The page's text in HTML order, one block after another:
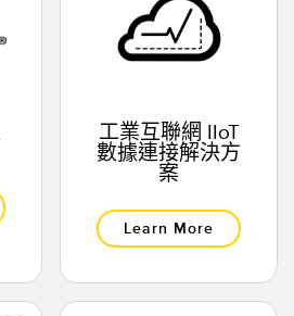
工業互聯網 IIoT
數據連接解決方
案
Learn More